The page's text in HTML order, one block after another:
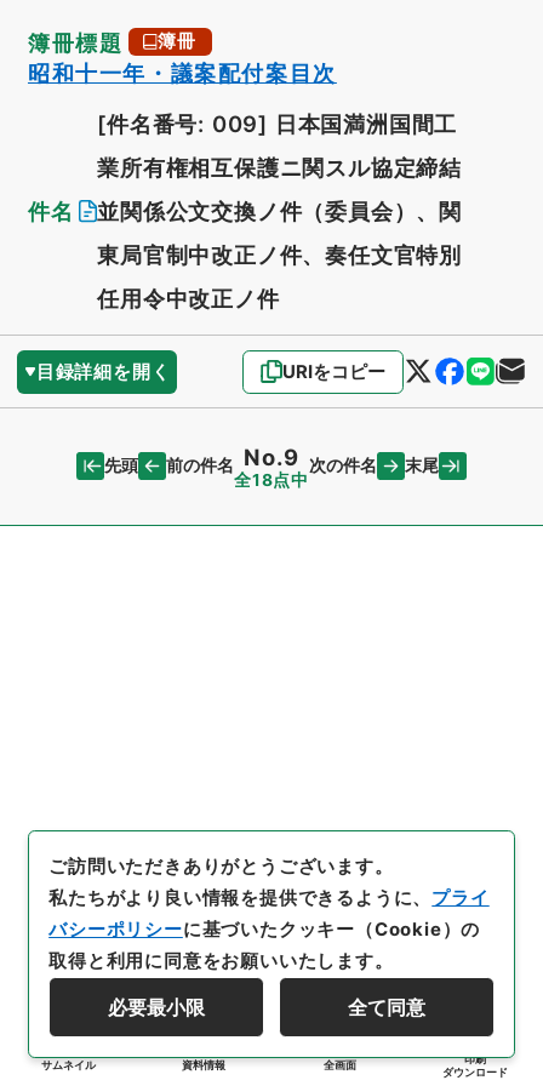
簿冊標題 簿冊
昭和十一年・議案配付案目次
件名
[件名番号: 009] 日本国満洲国間工
業所有権相互保護ニ関スル協定締結
並関係公文交換ノ件（委員会）、関
東局官制中改正ノ件、奏任文官特別
任用令中改正ノ件
目録詳細を開く URIをコピー
先頭 前の件名 No.9
全18点中
次の件名 末尾
サムネイル 資料情報 全画面
印刷
ダウンロード
ご訪問いただきありがとうございます。
私たちがより良い情報を提供できるように、 プライ
バシーポリシーに基づいたクッキー（Cookie）の
取得と利用に同意をお願いいたします。
必要最小限 全て同意